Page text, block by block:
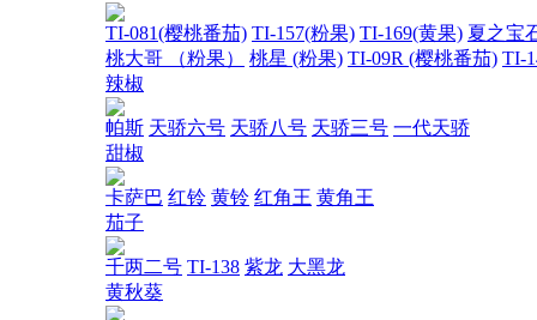
TI-081(樱桃番茄) TI-157(粉果) TI-169(黄果) 夏之宝
桃大哥 （粉果）
桃星 (粉果) TI-09R (樱桃番茄) TI-
辣椒
帕斯 天骄六号 天骄八号 天骄三号 一代天骄
甜椒
卡萨巴 红铃 黄铃 红角王 黄角王
茄子
千两二号 TI-138 紫龙 大黑龙
黄秋葵